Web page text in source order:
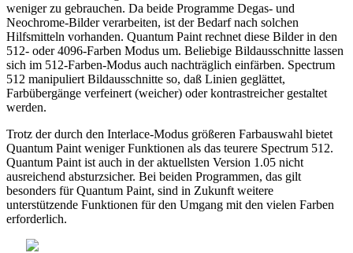
weniger zu gebrauchen. Da beide Programme Degas- und
Neochrome-Bilder verarbeiten, ist der Bedarf nach solchen
Hilfsmitteln vorhanden. Quantum Paint rechnet diese Bilder in den
512- oder 4096-Farben Modus um. Beliebige Bildausschnitte lassen
sich im 512-Farben-Modus auch nachträglich einfärben. Spectrum
512 manipuliert Bildausschnitte so, daß Linien geglättet,
Farbübergänge verfeinert (weicher) oder kontrastreicher gestaltet
werden.
Trotz der durch den Interlace-Modus größeren Farbauswahl bietet
Quantum Paint weniger Funktionen als das teurere Spectrum 512.
Quantum Paint ist auch in der aktuellsten Version 1.05 nicht
ausreichend absturzsicher. Bei beiden Programmen, das gilt
besonders für Quantum Paint, sind in Zukunft weitere
unterstützende Funktionen für den Umgang mit den vielen Farben
erforderlich.